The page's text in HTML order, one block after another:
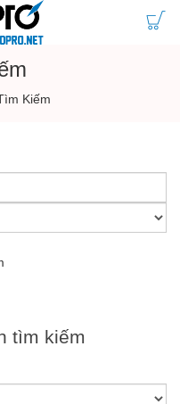
Kiếm
tìm kiếm